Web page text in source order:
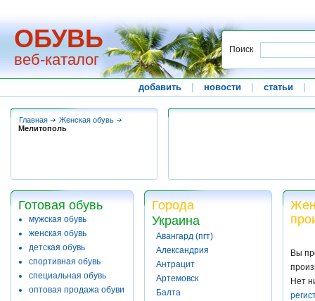
ОБУВЬ
веб-каталог
Поиск
добавить новости статьи
Главная
Женская обувь
Мелитополь
Готовая обувь
мужская обувь
женская обувь
детская обувь
спортивная обувь
специальная обувь
оптовая продажа обуви
Города
Украина
Авангард (пгт)
Александрия
Антрацит
Артемовск
Балта
Вы
Нет